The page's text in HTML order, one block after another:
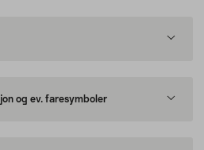
og ev. faresymboler